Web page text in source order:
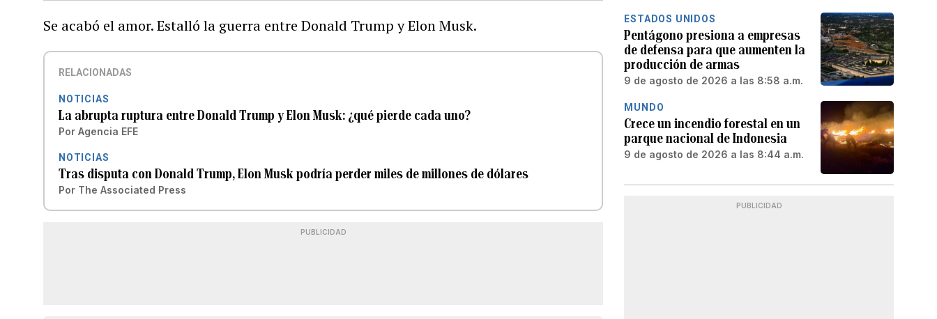
Se acabó el amor. Estalló la guerra entre Donald Trump y Elon Musk.
RELACIONADAS
NOTICIAS
La abrupta ruptura entre Donald Trump y Elon Musk: ¿qué pierde cada uno?
Por Agencia EFE
NOTICIAS
Tras disputa con Donald Trump, Elon Musk podría perder miles de millones de dólares
Por The Associated Press
PUBLICIDAD
ESTADOS UNIDOS
Pentágono presiona a empresas
de defensa para que aumenten la
producción de armas
9 de agosto de 2026 a las 8:58 a.m.
MUNDO
Crece un incendio forestal en un
parque nacional de Indonesia
9 de agosto de 2026 a las 8:44 a.m.
PUBLICIDAD